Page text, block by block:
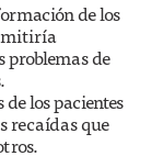
de los
de
los pacientes
recaídas que